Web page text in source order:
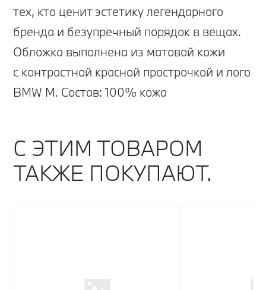
тех, кто ценит эстетику легендарного
бренда и безупречный порядок в вещах.
Обложка выполнена из матовой кожи
c контрастной красной прострочкой и лого
BMW M. Состав: 100% кожа
С ЭТИМ ТОВАРОМ
ТАКЖЕ ПОКУПАЮТ.